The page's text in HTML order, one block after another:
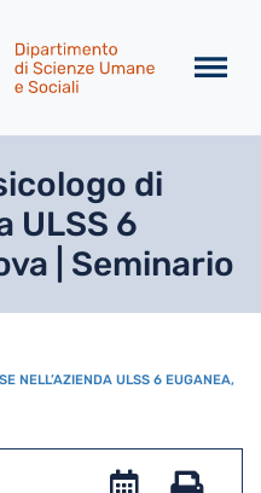
di
ULSS 6
| Seminario
NELL’AZIENDA ULSS 6 EUGANEA,
Add